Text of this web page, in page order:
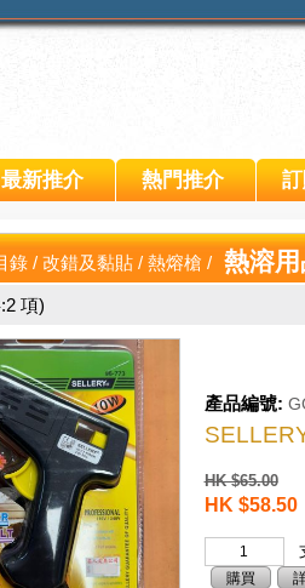
最新推介 熱門推介
錄/ 改錯及黏貼/ 熱熔槍 / 熱溶用
項)
產品編號:
HK $65.00
HK $58.50
購買